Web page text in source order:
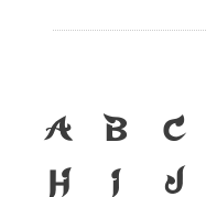
A B C